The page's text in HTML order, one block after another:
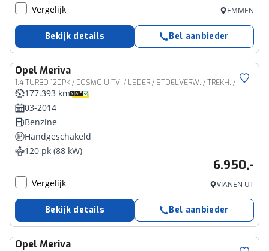
Vergelijk EMMEN
Bekijk details Bel aanbieder
Opel Meriva
1.4 TURBO 120PK / COSMO UITV. / LEDER / STOELVERW. / TREKH. / 12MND.GARANTIE /
177.393 km
03-2014
Benzine
Handgeschakeld
120 pk (88 kW)
6.950,-
Vergelijk VIANEN UT
Bekijk details Bel aanbieder
Opel Meriva